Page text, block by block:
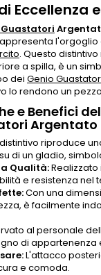
Eccellenza
Guastatori
l'orgoglio
. Questo
a spilla, è un
dei Genio
lo rendono un
e Benefici
Argentato
riproduce
di un gladio,
Qualità:
e resistenza nel
Con una
è facilmente
al personale
di appartenenza
L'attacco
e comoda.